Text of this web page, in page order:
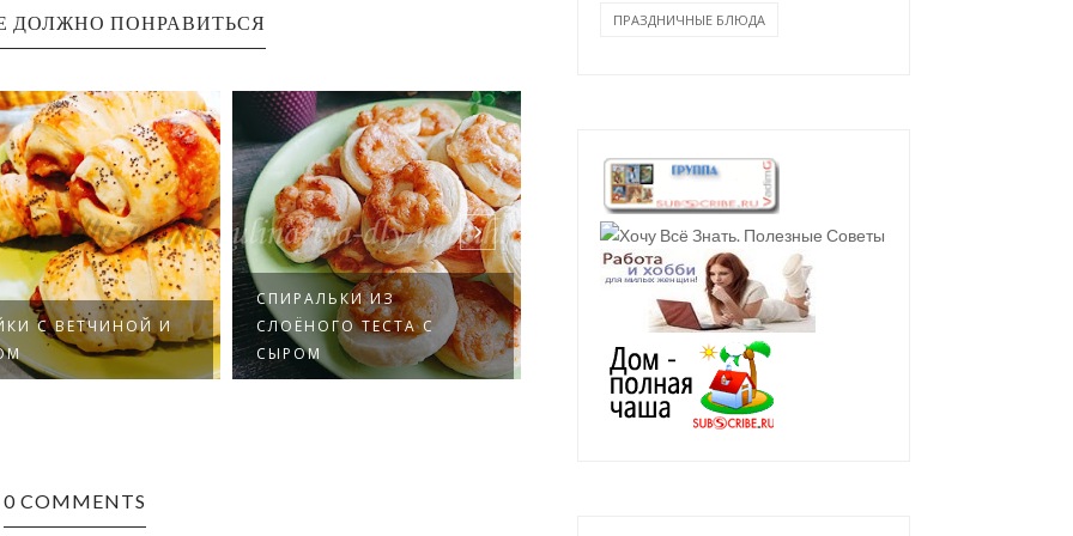
ДОЛЖНО ПОНРАВИТЬСЯ
ИЗ
ТЕСТА С
СЛОЙКИ С СОСИСКАМИ И
СЫРОМ
ЗАЛИВНОЙ ПИРОГ НА
КЕФИРЕ С ФАРШЕМ И...
0 COMMENTS
ПРАЗДНИЧНЫЕ БЛЮДА